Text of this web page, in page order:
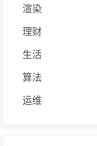
渲染
理财
生活
算法
运维